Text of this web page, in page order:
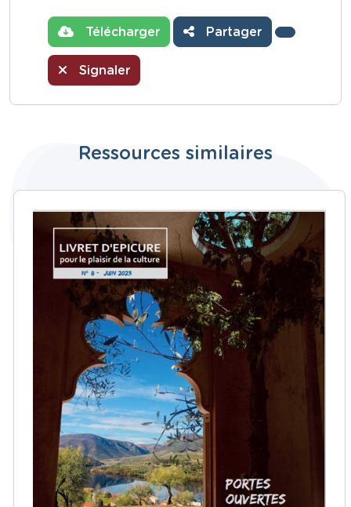
Télécharger Partager
Signaler
Ressources similaires